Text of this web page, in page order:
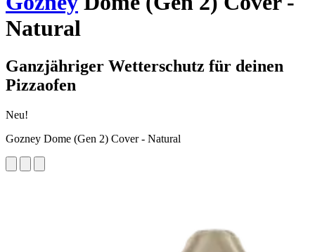
Natural
Ganzjähriger Wetterschutz für deinen
Pizzaofen
Neu!
Gozney Dome (Gen 2) Cover - Natural